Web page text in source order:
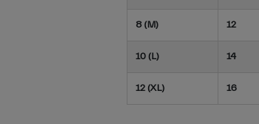
8 (M) 12
10 (L) 14
12 (XL) 16